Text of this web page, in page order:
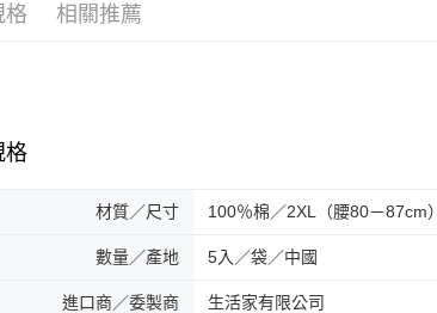
格 相關推薦
格
材質／尺寸 100％棉／2XL（腰80－87cm）
數量／產地 5入／袋／中國
進口商／委製商 生活家有限公司